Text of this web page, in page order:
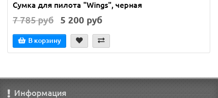
Сумка для пилота "Wings", черная
7 785 руб 5 200 руб
В корзину
Информация